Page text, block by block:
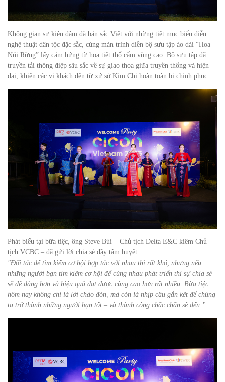
Không gian sự kiện đậm đà bản sắc Việt với những tiết mục biểu diễn
nghệ thuật dân tộc đặc sắc, cùng màn trình diễn bộ sưu tập áo dài “Hoa
Núi Rừng” lấy cảm hứng từ họa tiết thổ cẩm vùng cao. Bộ sưu tập đã
truyền tải thông điệp sâu sắc về sự giao thoa giữa truyền thống và hiện
đại, khiến các vị khách đến từ xứ sở Kim Chi hoàn toàn bị chinh phục.
Phát biểu tại bữa tiệc, ông Steve Bùi – Chủ tịch Delta E&C kiêm Chủ
tịch VCBC – đã gửi lời chia sẻ đầy tâm huyết:
"Đối tác để tìm kiếm cơ hội hợp tác với nhau thì rất khó, nhưng nếu
những người bạn tìm kiếm cơ hội để cùng nhau phát triển thì sự chia sẻ
sẽ dễ dàng hơn và hiệu quả đạt được cũng cao hơn rất nhiều. Bữa tiệc
hôm nay không chỉ là lời chào đón, mà còn là nhịp cầu gắn kết để chúng
ta trở thành những người bạn tốt – và thành công chắc chắn sẽ đến.”